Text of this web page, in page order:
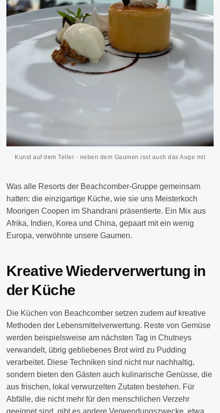
Kunst auf dem Teller - neben dem Gaumen isst auch das Auge mit
Was alle Resorts der Beachcomber-Gruppe gemeinsam
hatten: die einzigartige Küche, wie sie uns Meisterkoch
Moorigen Coopen im Shandrani präsentierte. Ein Mix aus
Afrika, Indien, Korea und China, gepaart mit ein wenig
Europa, verwöhnte unsere Gaumen.
Kreative Wiederverwertung in
der Küche
Die Küchen von Beachcomber setzen zudem auf kreative
Methoden der Lebensmittelverwertung. Reste von Gemüse
werden beispielsweise am nächsten Tag in Chutneys
verwandelt, übrig gebliebenes Brot wird zu Pudding
verarbeitet. Diese Techniken sind nicht nur nachhaltig,
sondern bieten den Gästen auch kulinarische Genüsse, die
aus frischen, lokal verwurzelten Zutaten bestehen. Für
Abfälle, die nicht mehr für den menschlichen Verzehr
geeignet sind, gibt es andere Verwendungszwecke, etwa